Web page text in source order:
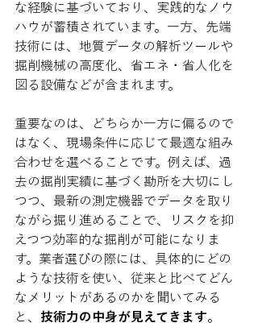
な経験に基づいており、実践的なノウ
ハウが蓄積されています。一方、先端
技術には、地質データの解析ツールや
掘削機械の高度化、省エネ・省人化を
図る設備などが含まれます。
重要なのは、どちらか一方に偏るので
はなく、現場条件に応じて最適な組み
合わせを選べることです。例えば、過
去の掘削実績に基づく勘所を大切にし
つつ、最新の測定機器でデータを取り
ながら掘り進めることで、リスクを抑
えつつ効率的な掘削が可能になりま
す。業者選びの際には、具体的にどの
ような技術を使い、従来と比べてどん
なメリットがあるのかを聞いてみる
と、 技術力の中身が見えてきます。